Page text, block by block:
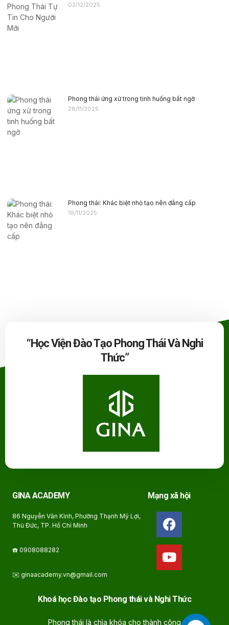
02/12/2025
Phong thái ứng xử trong tinh huống bất ngờ
28/11/2025
Phong thái: Khác biệt nhỏ tạo nên đẳng cấp
19/11/2025
“Học Viện Đào Tạo Phong Thái Và Nghi
Thức”
GINA ACADEMY
86 Nguyễn Văn Kỉnh, Phường Thạnh Mỹ Lợi,
Thủ Đức, TP. Hồ Chí Minh
☎️ 0908088282
✉️ ginaacademy.vn@gmail.com
Mạng xã hội
Khoá học Đào tạo Phong thái và Nghi Thức
Phong thái là chìa khóa cho thành công